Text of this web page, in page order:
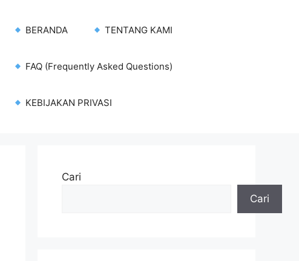
BERANDA TENTANG KAMI
FAQ (Frequently Asked Questions)
KEBIJAKAN PRIVASI
Cari
Cari